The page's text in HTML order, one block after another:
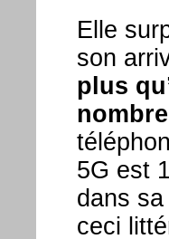
Elle
son
plus
5G est
dans
ceci